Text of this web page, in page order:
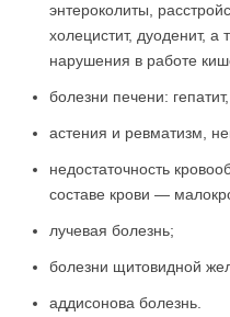
энтероколиты,
холецистит, дуоденит, а
нарушения в работе
болезни печени:
астения и ревматизм,
недостаточность
составе крови —
лучевая болезнь;
болезни щитовидной
аддисонова болезнь.